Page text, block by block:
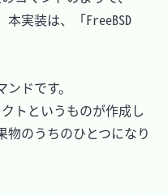
本実装は、「FreeBSD
ドです。
トというものが作成し
のうちのひとつになり